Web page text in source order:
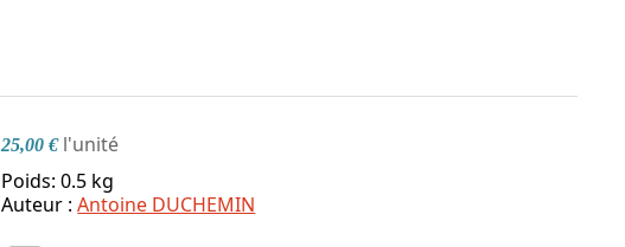
25,00 € l'unité
Poids: 0.5 kg
Auteur :Antoine DUCHEMIN